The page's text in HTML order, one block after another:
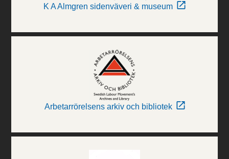
K A Almgren sidenväveri & museum
Arbetarrörelsens arkiv och bibliotek